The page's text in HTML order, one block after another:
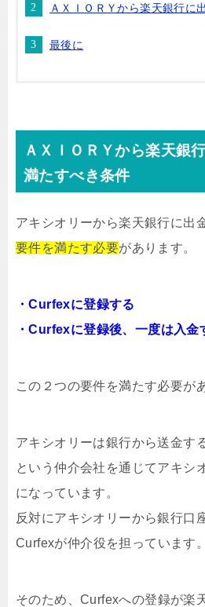
ＡＸＩＯＲＹから楽天銀行に
最後に
ＡＸＩＯＲＹから楽天銀
満たすべき条件
アキシオリーから楽天銀行に出
要件を満たす必要があります。
・Curfexに登録する
・Curfexに登録後、一度は入金
この２つの要件を満たす必要が
アキシオリーは銀行から送金す
という仲介会社を通じてアキシ
になっています。
反対にアキシオリーから銀行口
Curfexが仲介役を担っています。
そのため、Curfexへの登録が楽